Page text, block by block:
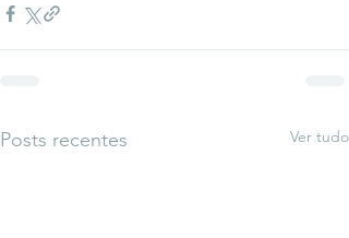
Posts recentes Ver tudo